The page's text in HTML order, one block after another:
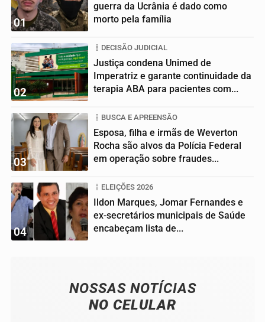
01
guerra da Ucrânia é dado como
morto pela família
02
DECISÃO JUDICIAL
Justiça condena Unimed de
Imperatriz e garante continuidade da
terapia ABA para pacientes com...
03
BUSCA E APREENSÃO
Esposa, filha e irmãs de Weverton
Rocha são alvos da Polícia Federal
em operação sobre fraudes...
04
ELEIÇÕES 2026
Ildon Marques, Jomar Fernandes e
ex-secretários municipais de Saúde
encabeçam lista de...
NOSSAS NOTÍCIAS
NO CELULAR